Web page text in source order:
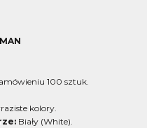
100 sztuk.
kolory.
Biały (White).